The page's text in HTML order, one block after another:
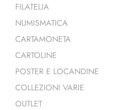
FILATELIA
NUMISMATICA
CARTAMONETA
CARTOLINE
POSTER E LOCANDINE
COLLEZIONI VARIE
OUTLET